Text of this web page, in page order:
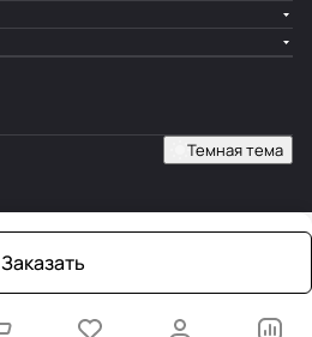
Заказать
Темная тема